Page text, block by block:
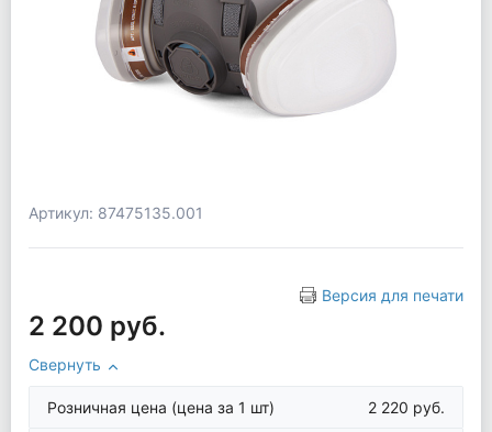
Артикул: 87475135.001
Версия для печати
2 200 руб.
Свернуть
Розничная цена (цена за 1 шт) 2 220 руб.